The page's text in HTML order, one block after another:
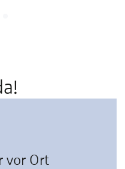
vor Ort